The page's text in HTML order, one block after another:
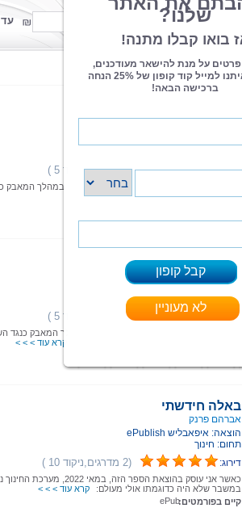
קטגוריה
פורמט
דירוג:
(2 מדרגים,ניקוד 5 )
הספר הנוכחי הוא אוסף פוסטים מס' 2 שכתבתי במהלך
השינוי המשפטי קרא עוד > > >
ספר ההתנגדות
אברהם פרנק
הוצאה: איפאבליש ePublish
תחום: עיון
דירוג:
(1 מדרגים,ניקוד 5 )
הספר הנוכחי הוא אוסף פוסטים שכתבתי במהלך המאבק כנגד
קרא עוד > > >
באלה חידשתי
אברהם פרנק
הוצאה: איפאבליש ePublish
תחום: חינוך
דירוג:
(2 מדרגים,ניקוד 10 )
כאשר אני עוסק בהוצאת הספר הזה, במאי 2022,
במשבר שלא היה כדוגמתו אולי מעולם:
קרא עוד > > >
קיים בפורמטים:ePub